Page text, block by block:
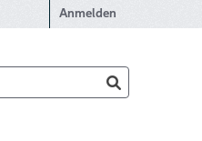
Anmelden